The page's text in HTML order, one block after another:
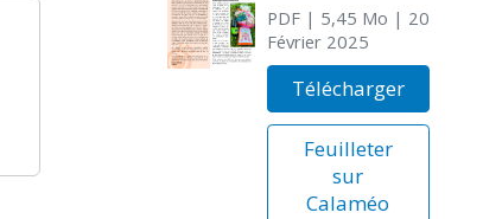
PDF| 5,45 Mo | 20
Février 2025
Télécharger
Feuilleter
sur
Calaméo